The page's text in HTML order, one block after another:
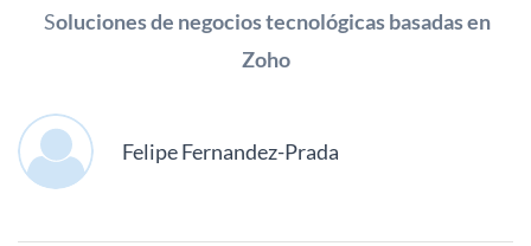
Soluciones de negocios tecnológicas basadas en
Zoho
Felipe Fernandez-Prada